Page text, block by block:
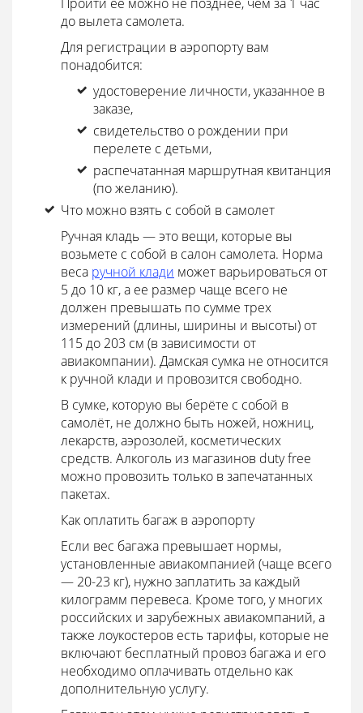
до вылета самолета.
Для регистрации в аэропорту вам
понадобится:
удостоверение личности, указанное в
заказе,
свидетельство о рождении при
перелете с детьми,
распечатанная маршрутная квитанция
(по желанию).
Что можно взять с собой в самолет
Ручная кладь — это вещи, которые вы
возьмете с собой в салон самолета. Норма
веса ручной клади может варьироваться от
5 до 10 кг, а ее размер чаще всего не
должен превышать по сумме трех
измерений (длины, ширины и высоты) от
115 до 203 см (в зависимости от
авиакомпании). Дамская сумка не относится
к ручной клади и провозится свободно.
В сумке, которую вы берёте с собой в
самолёт, не должно быть ножей, ножниц,
лекарств, аэрозолей, косметических
средств. Алкоголь из магазинов duty free
можно провозить только в запечатанных
пакетах.
Как оплатить багаж в аэропорту
Если вес багажа превышает нормы,
установленные авиакомпанией (чаще всего
— 20-23 кг), нужно заплатить за каждый
килограмм перевеса. Кроме того, у многих
российских и зарубежных авиакомпаний, а
также лоукостеров есть тарифы, которые не
включают бесплатный провоз багажа и его
необходимо оплачивать отдельно как
дополнительную услугу.